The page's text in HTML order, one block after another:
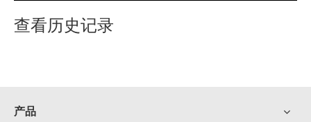
查看历史记录
产品